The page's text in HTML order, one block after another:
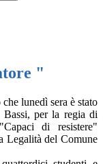
"
lunedì sera è stato
per la regia di
di resistere"
Legalità del Comune